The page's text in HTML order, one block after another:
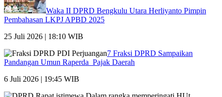
Waka II DPRD Bengkulu Utara Herliyanto Pimpin
Pembahasan LKPJ APBD 2025
25 Juli 2026 | 18:10 WIB
7 Fraksi DPRD Sampaikan
Pandangan Umun Raperda Pajak Daerah
6 Juli 2026 | 19:45 WIB